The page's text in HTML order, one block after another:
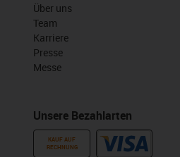
Über uns
Team
Karriere
Presse
Messe
Unsere Bezahlarten
KAUF AUF
RECHNUNG